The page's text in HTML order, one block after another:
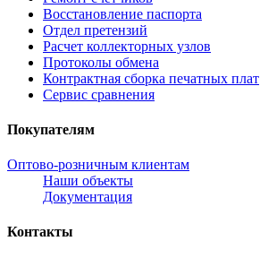
Восстановление паспорта
Отдел претензий
Расчет коллекторных узлов
Протоколы обмена
Контрактная сборка печатных плат
Сервис сравнения
Покупателям
Оптово-розничным клиентам
Наши объекты
Документация
Контакты